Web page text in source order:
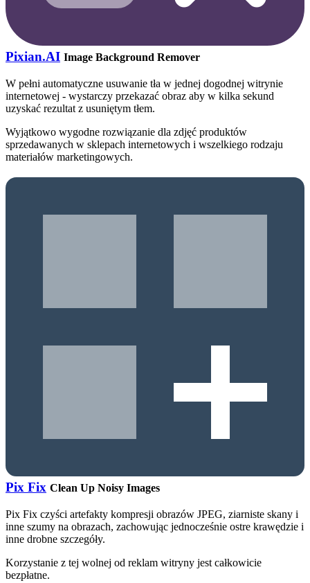
Pixian.AI Image Background Remover
W pełni automatyczne usuwanie tła w jednej dogodnej witrynie
internetowej - wystarczy przekazać obraz aby w kilka sekund
uzyskać rezultat z usuniętym tłem.
Wyjątkowo wygodne rozwiązanie dla zdjęć produktów
sprzedawanych w sklepach internetowych i wszelkiego rodzaju
materiałów marketingowych.
Pix Fix Clean Up Noisy Images
Pix Fix czyści artefakty kompresji obrazów JPEG, ziarniste skany i
inne szumy na obrazach, zachowując jednocześnie ostre krawędzie i
inne drobne szczegóły.
Korzystanie z tej wolnej od reklam witryny jest całkowicie
bezpłatne.